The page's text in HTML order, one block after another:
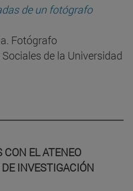
de un fotógrafo
Fotógrafo
de la Universidad
CON EL ATENEO
INVESTIGACIÓN